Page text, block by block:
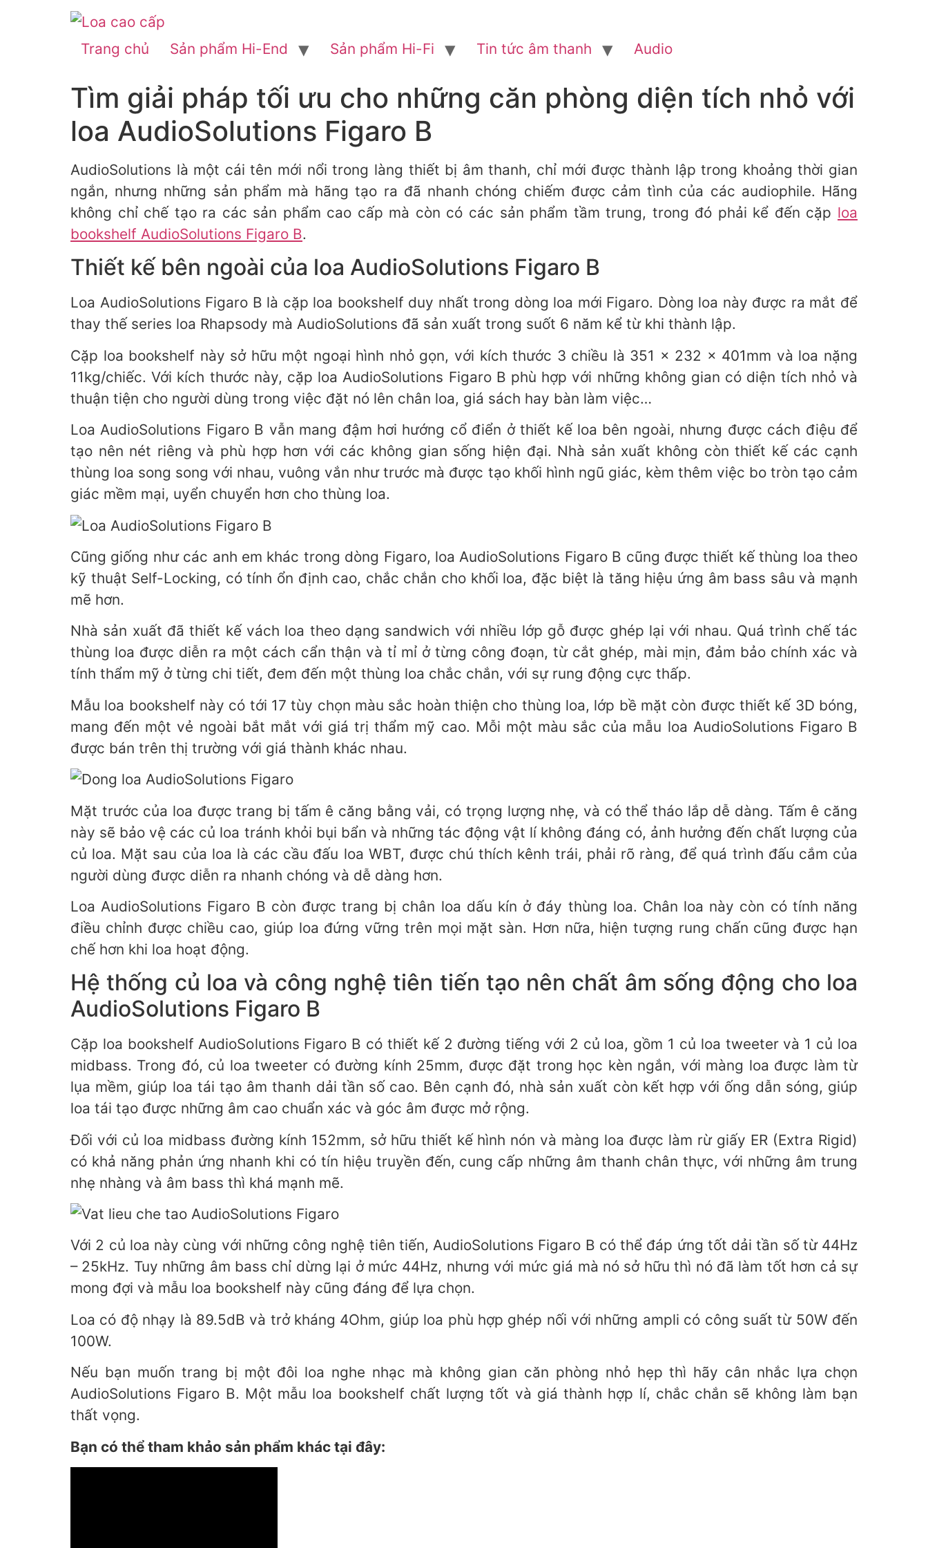
Trang chủ Sản phẩm Hi-End Sản phẩm Hi-Fi Tin tức âm thanh Audio
Tìm giải pháp tối ưu cho những căn phòng diện tích nhỏ với
loa AudioSolutions Figaro B
AudioSolutions là một cái tên mới nổi trong làng thiết bị âm thanh, chỉ mới được thành lập trong khoảng thời gian
ngắn, nhưng những sản phẩm mà hãng tạo ra đã nhanh chóng chiếm được cảm tình của các audiophile. Hãng
không chỉ chế tạo ra các sản phẩm cao cấp mà còn có các sản phẩm tầm trung, trong đó phải kể đến cặp loa
bookshelf AudioSolutions Figaro B.
Thiết kế bên ngoài của loa AudioSolutions Figaro B
Loa AudioSolutions Figaro B là cặp loa bookshelf duy nhất trong dòng loa mới Figaro. Dòng loa này được ra mắt để
thay thế series loa Rhapsody mà AudioSolutions đã sản xuất trong suốt 6 năm kể từ khi thành lập.
Cặp loa bookshelf này sở hữu một ngoại hình nhỏ gọn, với kích thước 3 chiều là 351 x 232 x 401mm và loa nặng
11kg/chiếc. Với kích thước này, cặp loa AudioSolutions Figaro B phù hợp với những không gian có diện tích nhỏ và
thuận tiện cho người dùng trong việc đặt nó lên chân loa, giá sách hay bàn làm việc…
Loa AudioSolutions Figaro B vẫn mang đậm hơi hướng cổ điển ở thiết kế loa bên ngoài, nhưng được cách điệu để
tạo nên nét riêng và phù hợp hơn với các không gian sống hiện đại. Nhà sản xuất không còn thiết kế các cạnh
thùng loa song song với nhau, vuông vắn như trước mà được tạo khối hình ngũ giác, kèm thêm việc bo tròn tạo cảm
giác mềm mại, uyển chuyển hơn cho thùng loa.
Cũng giống như các anh em khác trong dòng Figaro, loa AudioSolutions Figaro B cũng được thiết kế thùng loa theo
kỹ thuật Self-Locking, có tính ổn định cao, chắc chắn cho khối loa, đặc biệt là tăng hiệu ứng âm bass sâu và mạnh
mẽ hơn.
Nhà sản xuất đã thiết kế vách loa theo dạng sandwich với nhiều lớp gỗ được ghép lại với nhau. Quá trình chế tác
thùng loa được diễn ra một cách cẩn thận và tỉ mỉ ở từng công đoạn, từ cắt ghép, mài mịn, đảm bảo chính xác và
tính thẩm mỹ ở từng chi tiết, đem đến một thùng loa chắc chắn, với sự rung động cực thấp.
Mẫu loa bookshelf này có tới 17 tùy chọn màu sắc hoàn thiện cho thùng loa, lớp bề mặt còn được thiết kế 3D bóng,
mang đến một vẻ ngoài bắt mắt với giá trị thẩm mỹ cao. Mỗi một màu sắc của mẫu loa AudioSolutions Figaro B
được bán trên thị trường với giá thành khác nhau.
Mặt trước của loa được trang bị tấm ê căng bằng vải, có trọng lượng nhẹ, và có thể tháo lắp dễ dàng. Tấm ê căng
này sẽ bảo vệ các củ loa tránh khỏi bụi bẩn và những tác động vật lí không đáng có, ảnh hưởng đến chất lượng của
củ loa. Mặt sau của loa là các cầu đấu loa WBT, được chú thích kênh trái, phải rõ ràng, để quá trình đấu cắm của
người dùng được diễn ra nhanh chóng và dễ dàng hơn.
Loa AudioSolutions Figaro B còn được trang bị chân loa dấu kín ở đáy thùng loa. Chân loa này còn có tính năng
điều chỉnh được chiều cao, giúp loa đứng vững trên mọi mặt sàn. Hơn nữa, hiện tượng rung chấn cũng được hạn
chế hơn khi loa hoạt động.
Hệ thống củ loa và công nghệ tiên tiến tạo nên chất âm sống động cho loa
AudioSolutions Figaro B
Cặp loa bookshelf AudioSolutions Figaro B có thiết kế 2 đường tiếng với 2 củ loa, gồm 1 củ loa tweeter và 1 củ loa
midbass. Trong đó, củ loa tweeter có đường kính 25mm, được đặt trong học kèn ngắn, với màng loa được làm từ
lụa mềm, giúp loa tái tạo âm thanh dải tần số cao. Bên cạnh đó, nhà sản xuất còn kết hợp với ống dẫn sóng, giúp
loa tái tạo được những âm cao chuẩn xác và góc âm được mở rộng.
Đối với củ loa midbass đường kính 152mm, sở hữu thiết kế hình nón và màng loa được làm rừ giấy ER (Extra Rigid)
có khả năng phản ứng nhanh khi có tín hiệu truyền đến, cung cấp những âm thanh chân thực, với những âm trung
nhẹ nhàng và âm bass thì khá mạnh mẽ.
Với 2 củ loa này cùng với những công nghệ tiên tiến, AudioSolutions Figaro B có thể đáp ứng tốt dải tần số từ 44Hz
– 25kHz. Tuy những âm bass chỉ dừng lại ở mức 44Hz, nhưng với mức giá mà nó sở hữu thì nó đã làm tốt hơn cả sự
mong đợi và mẫu loa bookshelf này cũng đáng để lựa chọn.
Loa có độ nhạy là 89.5dB và trở kháng 4Ohm, giúp loa phù hợp ghép nối với những ampli có công suất từ 50W đến
100W.
Nếu bạn muốn trang bị một đôi loa nghe nhạc mà không gian căn phòng nhỏ hẹp thì hãy cân nhắc lựa chọn
AudioSolutions Figaro B. Một mẫu loa bookshelf chất lượng tốt và giá thành hợp lí, chắc chắn sẽ không làm bạn
thất vọng.
Bạn có thể tham khảo sản phẩm khác tại đây: